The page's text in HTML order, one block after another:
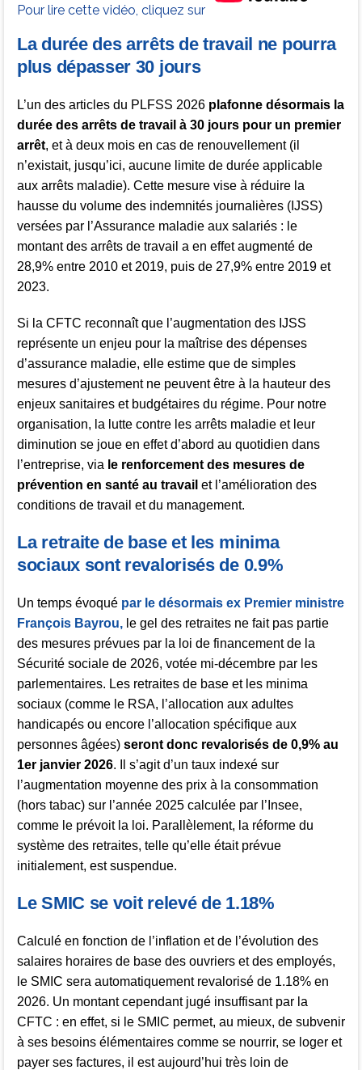
Pour lire cette vidéo, cliquez sur
La durée des arrêts de travail ne pourra
plus dépasser 30 jours
L’un des articles du PLFSS 2026 plafonne désormais la
durée des arrêts de travail à 30 jours pour un premier
arrêt, et à deux mois en cas de renouvellement (il
n’existait, jusqu’ici, aucune limite de durée applicable
aux arrêts maladie). Cette mesure vise à réduire la
hausse du volume des indemnités journalières (IJSS)
versées par l’Assurance maladie aux salariés : le
montant des arrêts de travail a en effet augmenté de
28,9% entre 2010 et 2019, puis de 27,9% entre 2019 et
2023.
Si la CFTC reconnaît que l’augmentation des IJSS
représente un enjeu pour la maîtrise des dépenses
d’assurance maladie, elle estime que de simples
mesures d’ajustement ne peuvent être à la hauteur des
enjeux sanitaires et budgétaires du régime. Pour notre
organisation, la lutte contre les arrêts maladie et leur
diminution se joue en effet d’abord au quotidien dans
l’entreprise, via le renforcement des mesures de
prévention en santé au travail et l’amélioration des
conditions de travail et du management.
La retraite de base et les minima
sociaux sont revalorisés de 0.9%
Un temps évoqué par le désormais ex Premier ministre
François Bayrou, le gel des retraites ne fait pas partie
des mesures prévues par la loi de financement de la
Sécurité sociale de 2026, votée mi-décembre par les
parlementaires. Les retraites de base et les minima
sociaux (comme le RSA, l’allocation aux adultes
handicapés ou encore l’allocation spécifique aux
personnes âgées) seront donc revalorisés de 0,9% au
1er janvier 2026. Il s’agit d’un taux indexé sur
l’augmentation moyenne des prix à la consommation
(hors tabac) sur l’année 2025 calculée par l’Insee,
comme le prévoit la loi. Parallèlement, la réforme du
système des retraites, telle qu’elle était prévue
initialement, est suspendue.
Le SMIC se voit relevé de 1.18%
Calculé en fonction de l’inflation et de l’évolution des
salaires horaires de base des ouvriers et des employés,
le SMIC sera automatiquement revalorisé de 1.18% en
2026. Un montant cependant jugé insuffisant par la
CFTC : en effet, si le SMIC permet, au mieux, de subvenir
à ses besoins élémentaires comme se nourrir, se loger et
payer ses factures, il est aujourd’hui très loin de